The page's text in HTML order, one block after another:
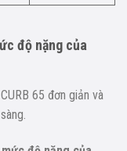
độ nặng của
65 đơn giản và